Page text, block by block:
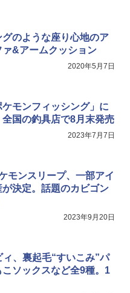
グのような座り心地のア
ァ&アームクッション
2020年5月7日
ケモンフィッシング」に
国の釣具店で8月末発売
2023年7月7日
モンスリープ、一部アイ
決定。話題のカビゴン
2023年9月20日
、裏起毛“すいこみ”パ
ソックスなど全9種。1